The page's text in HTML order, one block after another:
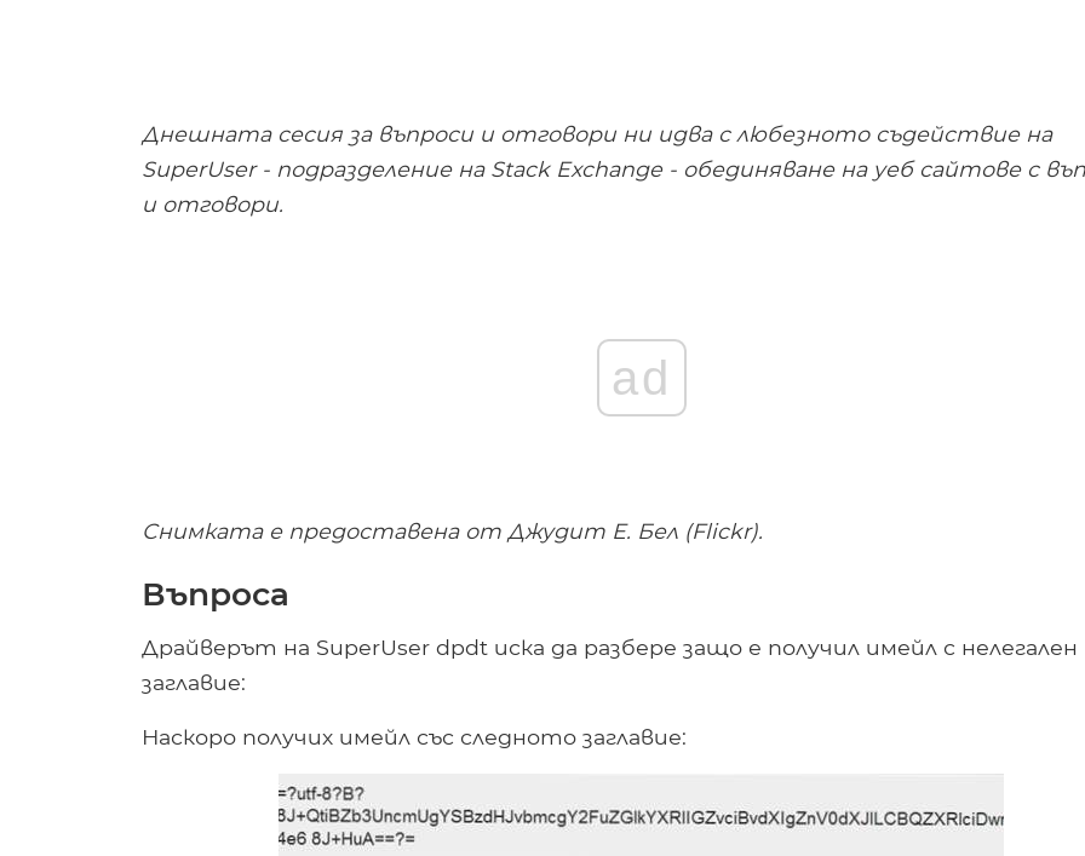
Днешната сесия за въпроси и отговори ни идва с любезното съдействие на
SuperUser - подразделение на Stack Exchange - обединяване на уеб сайтове с
и отговори.
ad
Снимката е предоставена от Джудит Е. Бел (Flickr).
Въпроса
Драйверът на SuperUser dpdt иска да разбере защо е получил имейл с нелегален
заглавие:
Наскоро получих имейл със следното заглавие: